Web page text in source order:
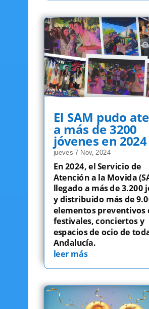
El SAM pudo
a más de 3200
jóvenes en 2024
jueves 7 Nov, 2024
En 2024, el Servicio de
Atención a la Movida
llegado a más de 3.200
y distribuido más de
elementos preventivos
festivales, conciertos y
espacios de ocio de
Andalucía.
leer más